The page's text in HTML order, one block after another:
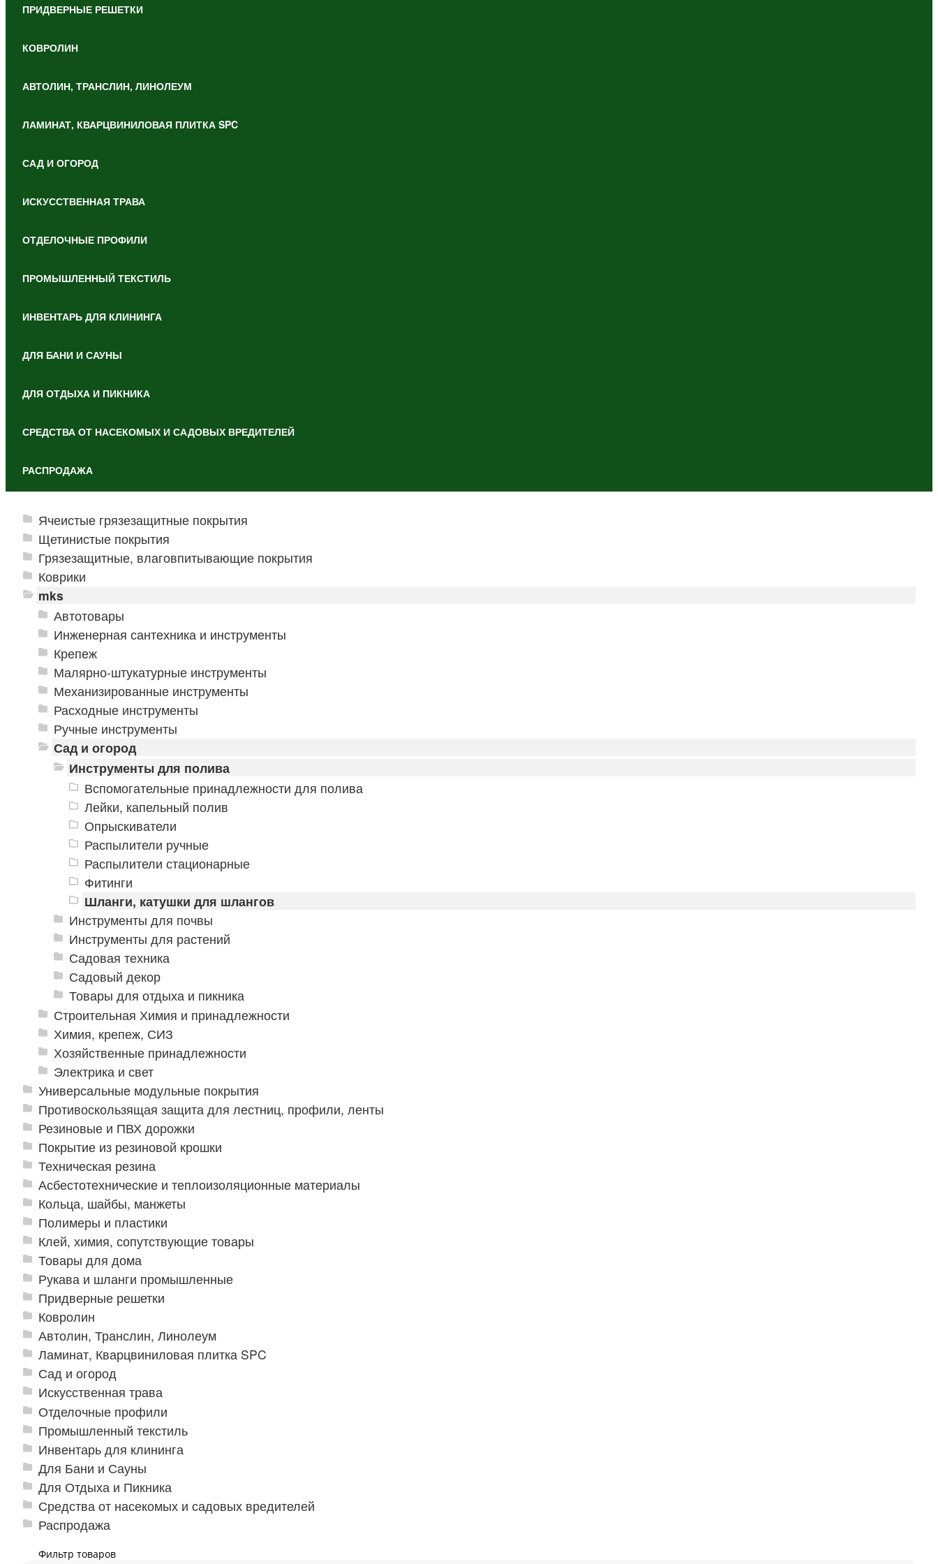
ПРИДВЕРНЫЕ РЕШЕТКИ
КОВРОЛИН
АВТОЛИН, ТРАНСЛИН, ЛИНОЛЕУМ
ЛАМИНАТ, КВАРЦВИНИЛОВАЯ ПЛИТКА SPC
САД И ОГОРОД
ИСКУССТВЕННАЯ ТРАВА
ОТДЕЛОЧНЫЕ ПРОФИЛИ
ПРОМЫШЛЕННЫЙ ТЕКСТИЛЬ
ИНВЕНТАРЬ ДЛЯ КЛИНИНГА
ДЛЯ БАНИ И САУНЫ
ДЛЯ ОТДЫХА И ПИКНИКА
СРЕДСТВА ОТ НАСЕКОМЫХ И САДОВЫХ ВРЕДИТЕЛЕЙ
РАСПРОДАЖА
Фильтр товаров
Ячеистые грязезащитные покрытия
Щетинистые покрытия
Грязезащитные, влаговпитывающие покрытия
Коврики
mks
Автотовары
Инженерная сантехника и инструменты
Крепеж
Малярно-штукатурные инструменты
Механизированные инструменты
Расходные инструменты
Ручные инструменты
Сад и огород
Инструменты для полива
Вспомогательные принадлежности для полива
Лейки, капельный полив
Опрыскиватели
Распылители ручные
Распылители стационарные
Фитинги
Шланги, катушки для шлангов
Инструменты для почвы
Инструменты для растений
Садовая техника
Садовый декор
Товары для отдыха и пикника
Строительная Химия и принадлежности
Химия, крепеж, СИЗ
Хозяйственные принадлежности
Электрика и свет
Универсальные модульные покрытия
Противоскользящая защита для лестниц, профили, ленты
Резиновые и ПВХ дорожки
Покрытие из резиновой крошки
Техническая резина
Асбестотехнические и теплоизоляционные материалы
Кольца, шайбы, манжеты
Полимеры и пластики
Клей, химия, сопутствующие товары
Товары для дома
Рукава и шланги промышленные
Придверные решетки
Ковролин
Автолин, Транслин, Линолеум
Ламинат, Кварцвиниловая плитка SPC
Сад и огород
Искусственная трава
Отделочные профили
Промышленный текстиль
Инвентарь для клининга
Для Бани и Сауны
Для Отдыха и Пикника
Средства от насекомых и садовых вредителей
Распродажа